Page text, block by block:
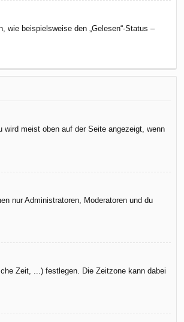
wie beispielsweise den „Gelesen“-Status –
wird meist oben auf der Seite angezeigt, wenn
nur Administratoren, Moderatoren und du
Zeit, ...) festlegen. Die Zeitzone kann dabei